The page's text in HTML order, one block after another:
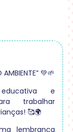
💚🌱
e
trabalhar
🥰🌍
lembrança